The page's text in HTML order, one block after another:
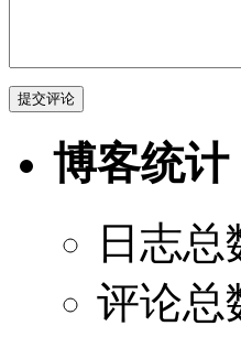
博客统计
日志总
评论总